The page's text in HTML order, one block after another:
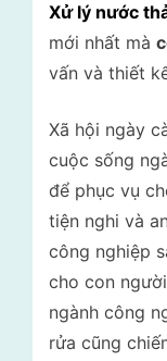
Xử lý nước
mới nhất mà
vấn và thiết
Xã hội ngày
cuộc sống
để phục vụ
tiện nghi và
công nghiệp
cho con
ngành công
rửa cũng